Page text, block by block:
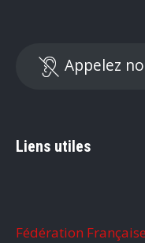
Appelez
Liens utiles
Fédération